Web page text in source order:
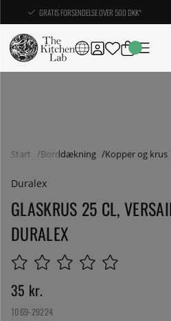
GRATIS FORSENDELSE OVER 500 DKK*
Start Borddækning Kopper og krus
Duralex
GLASKRUS 25 CL,
DURALEX
35 kr.
1069-29224